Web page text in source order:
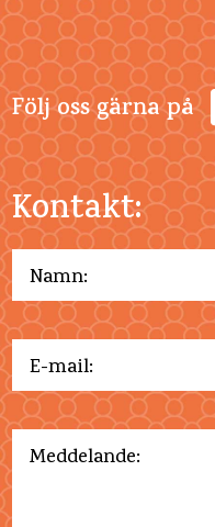
Följ oss gärna på
Kontakt: